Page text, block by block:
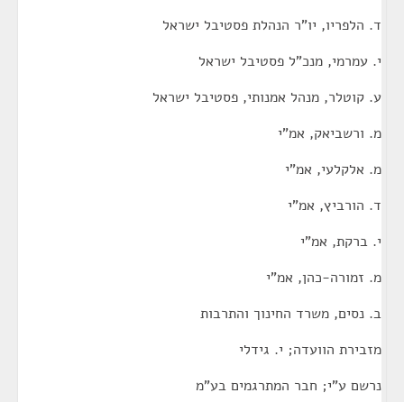
ד. הלפריו, יו"ר הנהלת פסטיבל ישראל
י. עמרמי, מנכ"ל פסטיבל ישראל
ע. קוטלר, מנהל אמנותי, פסטיבל ישראל
מ. ורשביאק, אמ"י
מ. אלקלעי, אמ"י
ד. הורביץ, אמ"י
י. ברקת, אמ"י
מ. זמורה-כהן, אמ"י
ב. נסים, משרד החינוך והתרבות
מזבירת הוועדה; י. גידלי
נרשם ע"י; חבר המתרגמים בע"מ